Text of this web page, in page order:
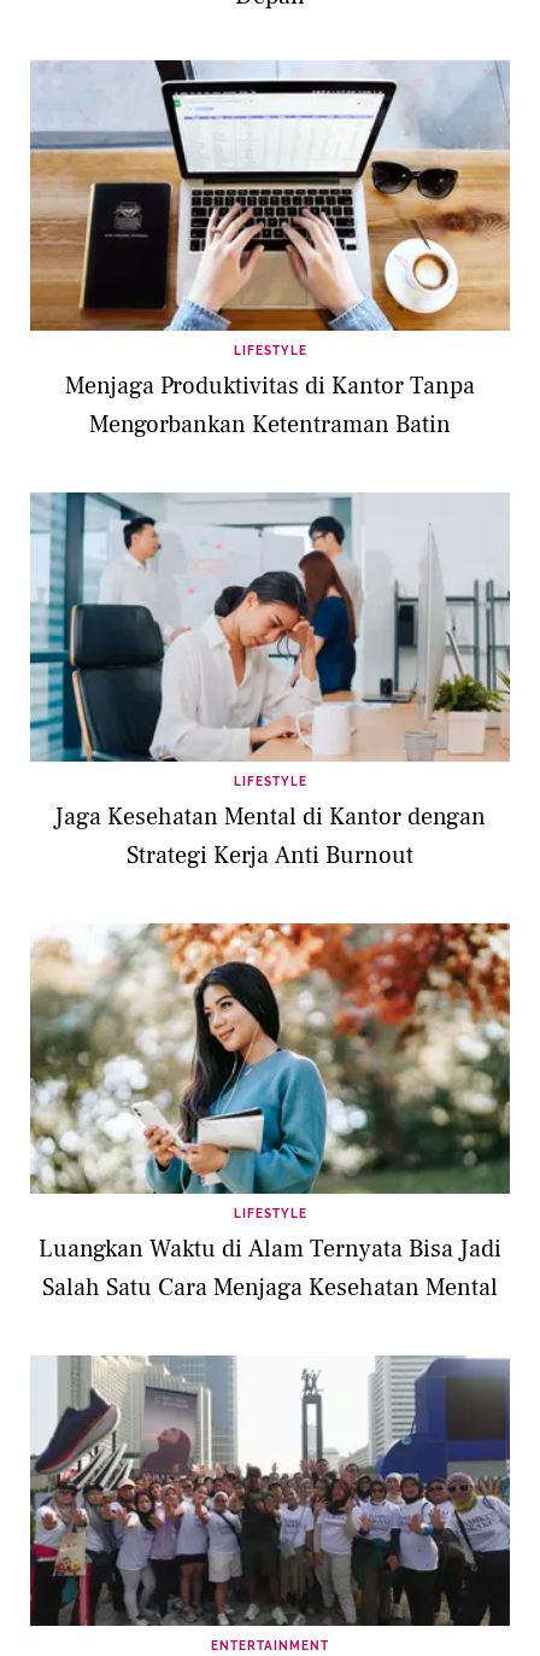
LIFESTYLE
Menjaga Produktivitas di Kantor Tanpa
Mengorbankan Ketentraman Batin
LIFESTYLE
Jaga Kesehatan Mental di Kantor dengan
Strategi Kerja Anti Burnout
LIFESTYLE
Luangkan Waktu di Alam Ternyata Bisa Jadi
Salah Satu Cara Menjaga Kesehatan Mental
ENTERTAINMENT